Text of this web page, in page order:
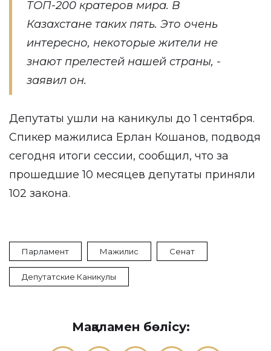
ТОП-200 кратеров мира. В
Казахстане таких пять. Это очень
интересно, некоторые жители не
знают прелестей нашей страны, -
заявил он.
Депутаты ушли на каникулы до 1 сентября.
Спикер мажилиса Ерлан Кошанов, подводя
сегодня итоги сессии, сообщил, что за
прошедшие 10 месяцев депутаты приняли
102 закона.
Парламент Мажилис Сенат
Депутатские Каникулы
Мақаламен бөлісу: